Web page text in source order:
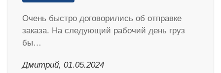
Очень быстро договорились об отправке
заказа. На следующий рабочий день груз
бы…
Дмитрий, 01.05.2024